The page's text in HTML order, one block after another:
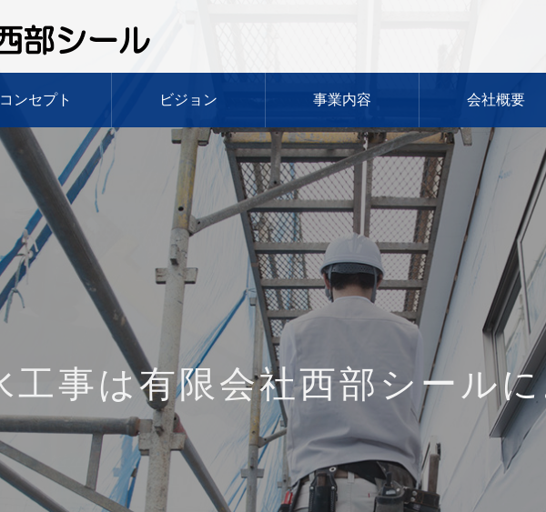
コンセプト ビジョン 事業内容 会社概要
経験豊富で確実な防水技
住宅の安全をサポートし